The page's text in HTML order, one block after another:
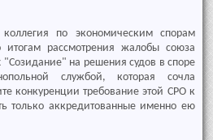
по экономическим спорам
рассмотрения жалобы союза
на решения судов в споре
службой, которая сочла
конкуренции требование этой СРО к
только аккредитованные именно ею